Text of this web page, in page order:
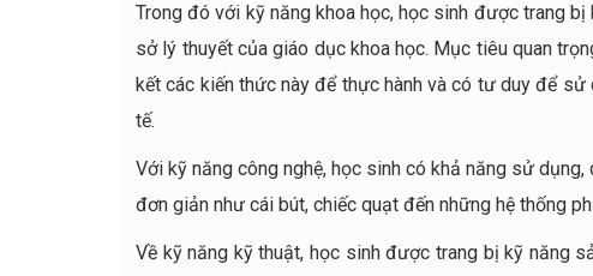
Trong đó với kỹ năng khoa học, học sinh được trang
sở lý thuyết của giáo dục khoa học. Mục tiêu quan
kết các kiến thức này để thực hành và có tư duy để
tế.
Với kỹ năng công nghệ, học sinh có khả năng sử
đơn giản như cái bút, chiếc quạt đến những hệ thống
Về kỹ năng kỹ thuật, học sinh được trang bị kỹ năng